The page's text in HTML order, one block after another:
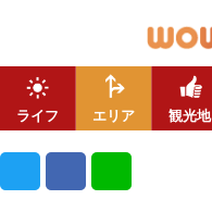
ライフ エリア 観光地